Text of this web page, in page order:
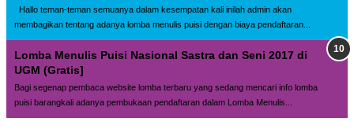
Hallo teman-teman semuanya dalam kesempatan kali inilah admin akan
membagikan tentang adanya lomba menulis puisi dengan biaya pendaftaran...
Lomba Menulis Puisi Nasional Sastra dan Seni 2017 di
UGM (Gratis]
Bagi segenap pembaca website lomba terbaru yang sedang mencari info lomba
puisi barangkali adanya pembukaan pendaftaran dalam Lomba Menulis...